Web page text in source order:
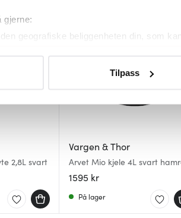
gjerne:
geografiske beliggenheten din, som
tilbake ditt samtykke fra erklæringen
for å gi innhold og annonser et personlig
gjennom din bruk av tjenestene deres.
Tilpass
2,8L svart
Vargen & Thor
Arvet Mio kjele 4L svart
1595 kr
På lager